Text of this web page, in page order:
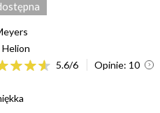
Helion
5.6/6 Opinie: 10